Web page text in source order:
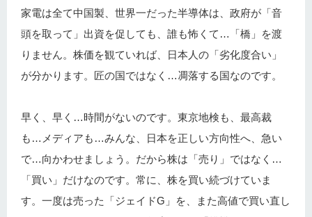
家電は全て中国製、世界一だった半導体は、政府が「音
頭を取って」出資を促しても、誰も怖くて…「橋」を渡
りません。株価を観ていれば、日本人の「劣化度合い」
が分かります。匠の国ではなく…凋落する国なのです。
早く、早く…時間がないのです。東京地検も、最高裁
も…メディアも…みんな、日本を正しい方向性へ、急い
で…向かわせましょう。だから株は「売り」ではなく…
「買い」だけなのです。常に、株を買い続づけていま
す。一度は売った「ジェイドG」を、また高値で買い直し